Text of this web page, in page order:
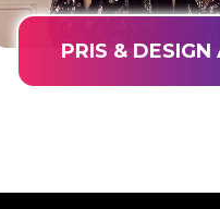
PRIS &